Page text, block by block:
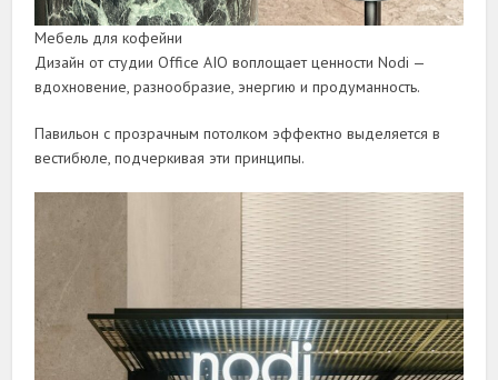
Мебель для кофейни
Дизайн от студии Office AIO воплощает ценности Nodi —
вдохновение, разнообразие, энергию и продуманность.
Павильон с прозрачным потолком эффектно выделяется в
вестибюле, подчеркивая эти принципы.